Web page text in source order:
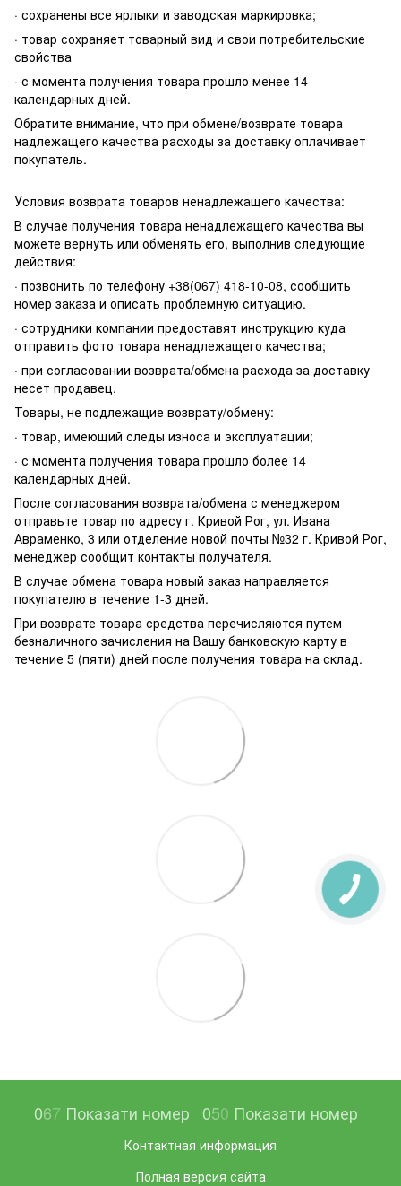
· сохранены все ярлыки и заводская маркировка;
· товар сохраняет товарный вид и свои потребительские
свойства
· с момента получения товара прошло менее 14
календарных дней.
Обратите внимание, что при обмене/возврате товара
надлежащего качества расходы за доставку оплачивает
покупатель.
Условия возврата товаров ненадлежащего качества:
В случае получения товара ненадлежащего качества вы
можете вернуть или обменять его, выполнив следующие
действия:
· позвонить по телефону +38(067) 418-10-08, сообщить
номер заказа и описать проблемную ситуацию.
· сотрудники компании предоставят инструкцию куда
отправить фото товара ненадлежащего качества;
· при согласовании возврата/обмена расхода за доставку
несет продавец.
Товары, не подлежащие возврату/обмену:
· товар, имеющий следы износа и эксплуатации;
· с момента получения товара прошло более 14
календарных дней.
После согласования возврата/обмена с менеджером
отправьте товар по адресу г. Кривой Рог, ул. Ивана
Авраменко, 3 или отделение новой почты №32 г. Кривой Рог,
менеджер сообщит контакты получателя.
В случае обмена товара новый заказ направляется
покупателю в течение 1-3 дней.
При возврате товара средства перечисляются путем
безналичного зачисления на Вашу банковскую карту в
течение 5 (пяти) дней после получения товара на склад.
067 Показати номер 050 Показати номер
Контактная информация
Полная версия сайта